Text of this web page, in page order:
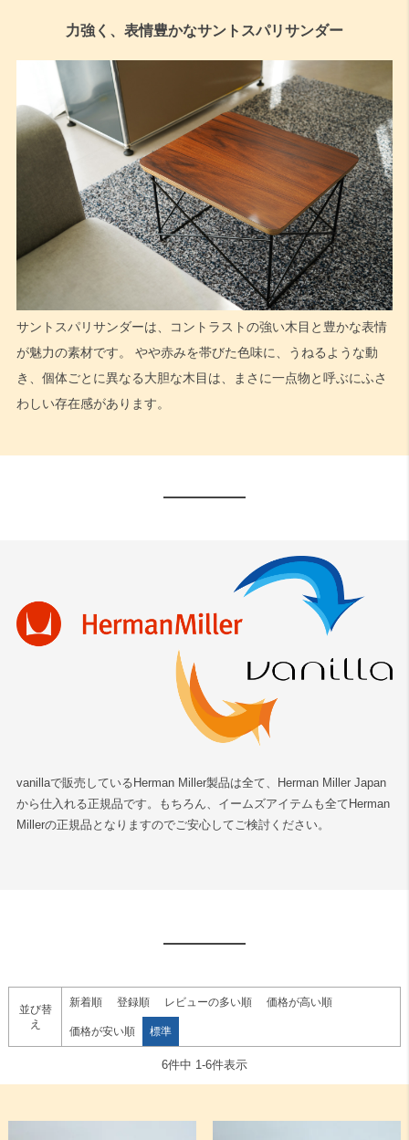
力強く、表情豊かなサントスパリサンダー
サントスパリサンダーは、コントラストの強い木目と豊かな表情
が魅力の素材です。 やや赤みを帯びた色味に、うねるような動
き、個体ごとに異なる大胆な木目は、まさに一点物と呼ぶにふさ
わしい存在感があります。
vanillaで販売しているHerman Miller製品は全て、Herman Miller Japan
から仕入れる正規品です。もちろん、イームズアイテムも全てHerman
Millerの正規品となりますのでご安心してご検討ください。
並び替
え
新着順 登録順 レビューの多い順 価格が高い順
価格が安い順 標準
6件中 1-6件表示